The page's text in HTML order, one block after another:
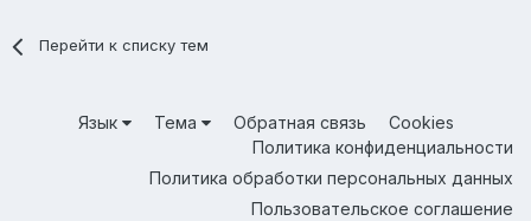
Перейти к списку тем
Язык Тема Обратная связь
Cookies
Политика конфиденциальности
Политика обработки персональных данных
Пользовательское соглашение